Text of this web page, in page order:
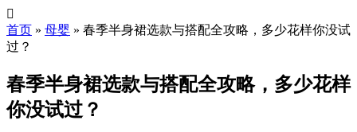

首页 » 母婴 » 春季半身裙选款与搭配全攻略，多少花样你没试
过？
春季半身裙选款与搭配全攻略，多少花样
你没试过？